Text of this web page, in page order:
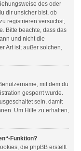
des oder
dir unsicher bist, ob
registrieren versuchst,
Bitte beachte, dass das
und nicht die
Art ist; außer solchen,
mit dem du
gesperrt wurde.
sein, damit
Um Hilfe zu erhalten,
Funktion?
die phpBB erstellt